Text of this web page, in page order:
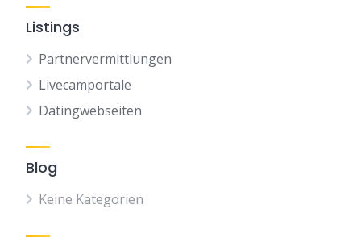
Listings
Partnervermittlungen
Livecamportale
Datingwebseiten
Blog
Keine Kategorien